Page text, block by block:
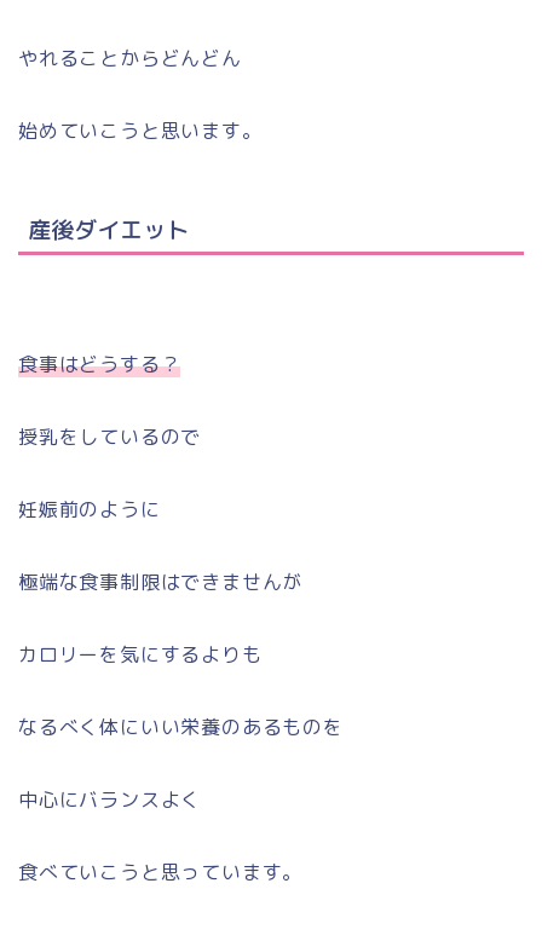
やれることからどんどん
始めていこうと思います。
産後ダイエット
食事はどうする？
授乳をしているので
妊娠前のように
極端な食事制限はできませんが
カロリーを気にするよりも
なるべく体にいい栄養のあるものを
中心にバランスよく
食べていこうと思っています。